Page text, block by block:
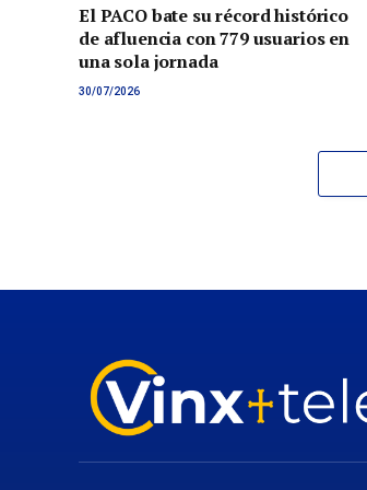
El PACO bate su récord histórico
de afluencia con 779 usuarios en
una sola jornada
30/07/2026